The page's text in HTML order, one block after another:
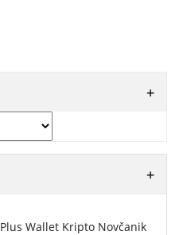
Wallet Kripto Novčanik